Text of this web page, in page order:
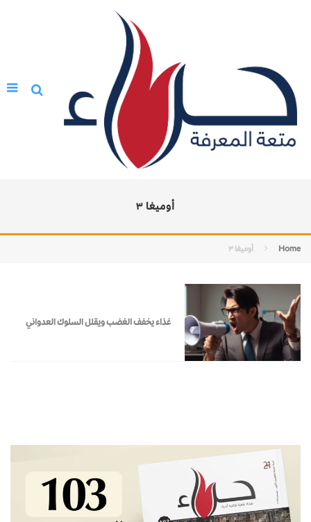
أوميغا ٣
Home أوميغا ٣
غذاء يخفف الغضب ويقلل السلوك العدواني